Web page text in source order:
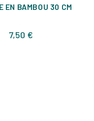
EN BAMBOU 30 CM
7,50 €Prix